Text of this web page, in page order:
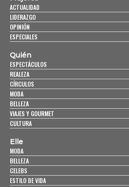
ACTUALIDAD
LIDERAZGO
OPINIÓN
ESPECIALES
Quién
ESPECTÁCULOS
REALEZA
CÍRCULOS
MODA
BELLEZA
VIAJES Y GOURMET
CULTURA
Elle
MODA
BELLEZA
CELEBS
ESTILO DE VIDA